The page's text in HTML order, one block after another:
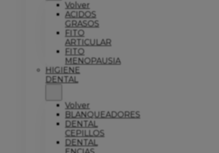
Volver
ACIDOS
GRASOS
FITO
ARTICULAR
FITO
MENOPAUSIA
HIGIENE
DENTAL
Volver
BLANQUEADORES
DENTAL
CEPILLOS
DENTAL